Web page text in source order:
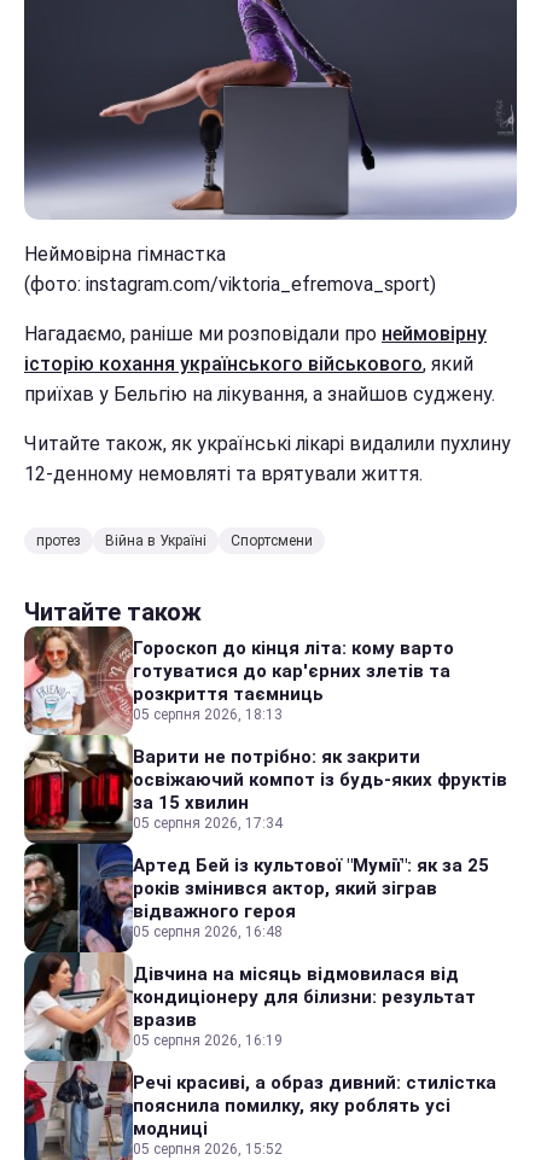
Неймовірна гімнастка
(фото: instagram.com/viktoria_efremova_sport)
Нагадаємо, раніше ми розповідали про неймовірну
історію кохання українського військового, який
приїхав у Бельгію на лікування, а знайшов суджену.
Читайте також, як українські лікарі видалили пухлину
12-денному немовляті та врятували життя.
протез Війна в Україні Спортсмени
Читайте також
Гороскоп до кінця літа: кому варто
готуватися до кар'єрних злетів та
розкриття таємниць
05 серпня 2026, 18:13
Варити не потрібно: як закрити
освіжаючий компот із будь-яких фруктів
за 15 хвилин
05 серпня 2026, 17:34
Артед Бей із культової "Мумії": як за 25
років змінився актор, який зіграв
відважного героя
05 серпня 2026, 16:48
Дівчина на місяць відмовилася від
кондиціонеру для білизни: результат
вразив
05 серпня 2026, 16:19
Речі красиві, а образ дивний: стилістка
пояснила помилку, яку роблять усі
модниці
05 серпня 2026, 15:52